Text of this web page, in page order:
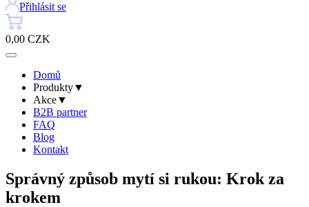
Přihlásit se
0,00 CZK
Domů
Produkty▼
Akce▼
B2B partner
FAQ
Blog
Kontakt
Správný způsob mytí si rukou: Krok za
krokem